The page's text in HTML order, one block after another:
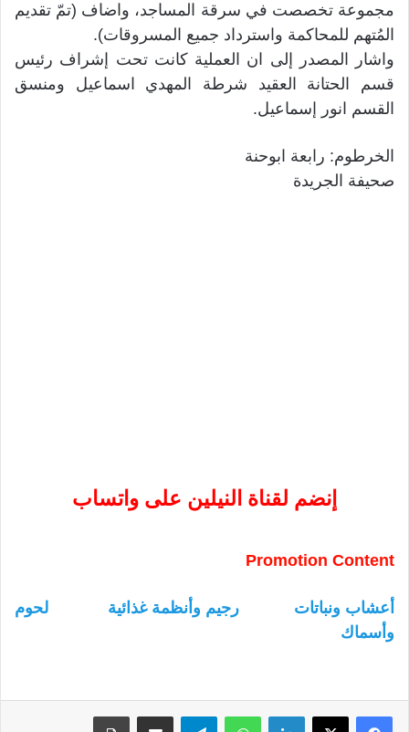
مجموعة تخصصت في سرقة المساجد، واضاف (تمّ تقديم
المُتهم للمحاكمة واسترداد جميع المسروقات).
واشار المصدر إلى ان العملية كانت تحت إشراف رئيس
قسم الحتانة العقيد شرطة المهدي اسماعيل ومنسق
القسم انور إسماعيل.
الخرطوم: رابعة ابوحنة
صحيفة الجريدة
إنضم لقناة النيلين على واتساب
Promotion Content
أعشاب ونباتات رجيم وأنظمة غذائية
لحوم
وأسماك
لينكدإن واتساب